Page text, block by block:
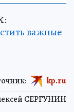
важные
СЕРГУНИН
kp.ru